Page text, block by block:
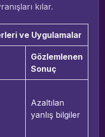
kılar.
ve Uygulamalar
Gözlemlenen
Sonuç
Azaltılan
yanlış bilgiler